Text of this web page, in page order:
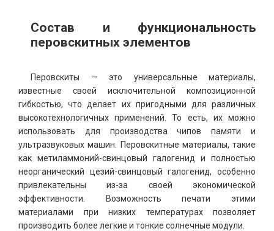
Состав и функциональность
перовскитных элементов
Перовскиты — это универсальные материалы,
известные своей исключительной композиционной
гибкостью, что делает их пригодными для различных
высокотехнологичных применений. То есть, их можно
использовать для производства чипов памяти и
ультразвуковых машин. Перовскитные материалы, такие
как метиламмоний-свинцовый галогенид и полностью
неорганический цезий-свинцовый галогенид, особенно
привлекательны из-за своей экономической
эффективности. Возможность печати этими
материалами при низких температурах позволяет
производить более легкие и тонкие солнечные модули.